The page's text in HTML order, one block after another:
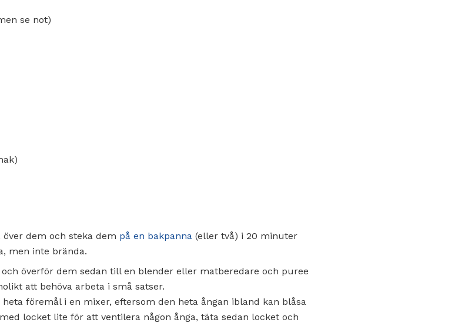
se not)
dem och steka dem på en bakpanna (eller två) i 20 minuter
men inte brända.
överför dem sedan till en blender eller matberedare och puree
att behöva arbeta i små satser.
föremål i en mixer, eftersom den heta ångan ibland kan blåsa
locket lite för att ventilera någon ånga, täta sedan locket och